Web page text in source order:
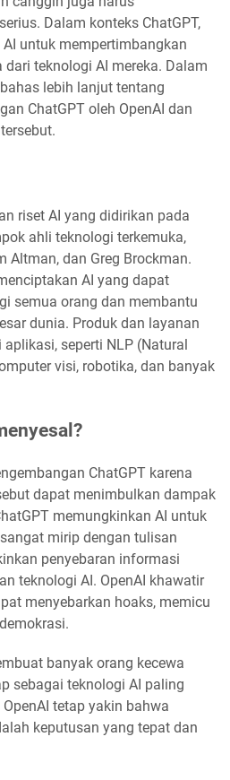
Dalam konteks ChatGPT,
untuk mempertimbangkan
teknologi AI mereka. Dalam
lebih lanjut tentang
ChatGPT oleh OpenAI dan
riset AI yang didirikan pada
ahli teknologi terkemuka,
Altman, dan Greg Brockman.
AI yang dapat
semua orang dan membantu
dunia. Produk dan layanan
seperti NLP (Natural
visi, robotika, dan banyak
ChatGPT karena
dapat menimbulkan dampak
memungkinkan AI untuk
mirip dengan tulisan
penyebaran informasi
teknologi AI. OpenAI khawatir
menyebarkan hoaks, memicu
banyak orang kecewa
sebagai teknologi AI paling
tetap yakin bahwa
keputusan yang tepat dan